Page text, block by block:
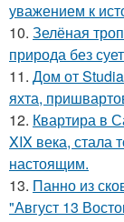
уважением к
10. Зелёная
природа без
11. Дом от
яхта,
12. Квартира в
XIX века, стала
настоящим.
13. Панно из
"Август 13